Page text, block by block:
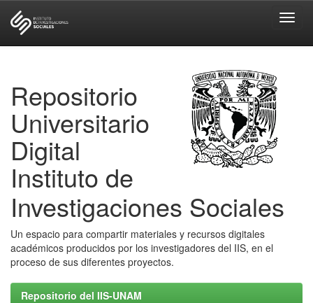
Repositorio
Universitario
Digital
Instituto de
Investigaciones Sociales
Un espacio para compartir materiales y recursos digitales
académicos producidos por los investigadores del IIS, en el
proceso de sus diferentes proyectos.
Repositorio del IIS-UNAM